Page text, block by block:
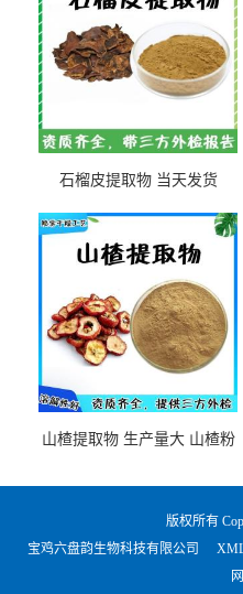
石榴皮提取物 当天发货
山楂提取物 生产量大 山楂粉
版权所有
宝鸡六盘韵生物科技有限公司
网